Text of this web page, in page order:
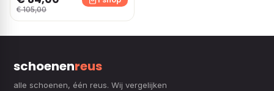
€ 105,00
schoenenreus
alle schoenen, één reus. Wij vergelijken